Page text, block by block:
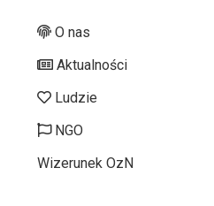
O nas
Aktualności
Ludzie
NGO
Wizerunek OzN